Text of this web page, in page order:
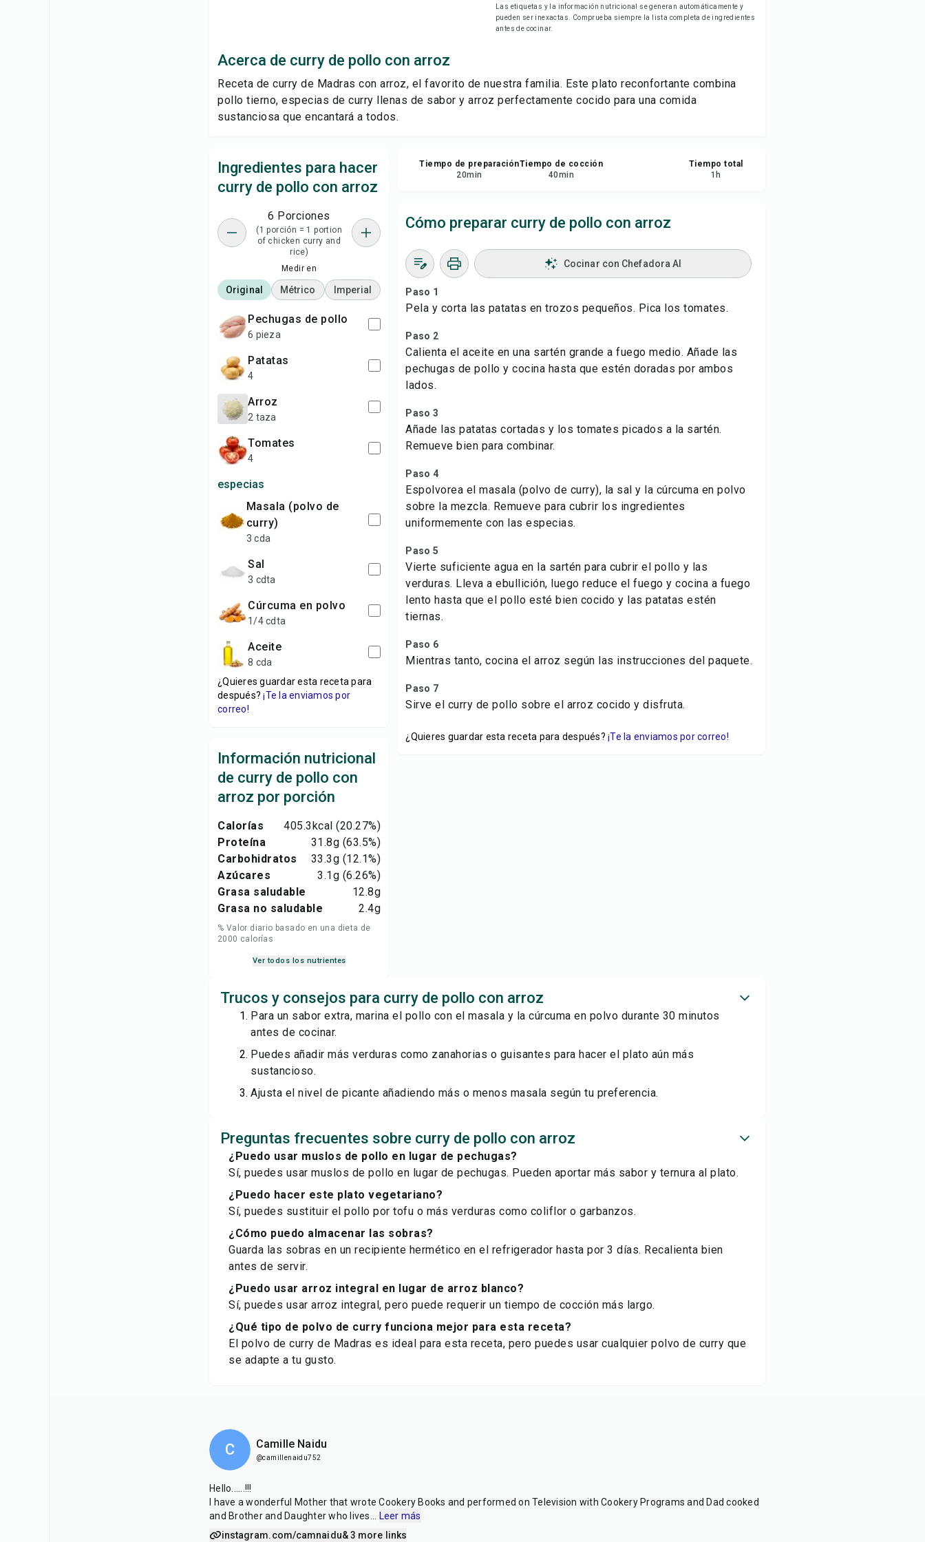
Guardar
Reportar
Las etiquetas y la información nutricional se generan automáticamente y
pueden ser inexactas. Comprueba siempre la lista completa de ingredientes
antes de cocinar.
Acerca de curry de pollo con arroz
Receta de curry de Madras con arroz, el favorito de nuestra familia. Este plato reconfortante combina
pollo tierno, especias de curry llenas de sabor y arroz perfectamente cocido para una comida
sustanciosa que encantará a todos.
Ingredientes para hacer
curry de pollo con arroz
6 Porciones
(1 porción = 1 portion
of chicken curry and
rice)
Medir en
Original Métrico Imperial
pechugas de pollo
6 pieza
patatas
4
arroz
2 taza
tomates
4
especias
masala (polvo de
curry)
3 cda
sal
3 cdta
cúrcuma en polvo
1/4 cdta
aceite
8 cda
¿Quieres guardar esta receta para
después? ¡Te la enviamos por
correo!
Información nutricional
de curry de pollo con
arroz por porción
Calorías 405.3kcal (20.27%)
Proteína
31.8g (63.5%)
Carbohidratos
33.3g (12.1%)
Azúcares
3.1g (6.26%)
Grasa saludable
12.8g
Grasa no saludable
2.4g
% Valor diario basado en una dieta de
2000 calorías
Ver todos los nutrientes
Tiempo de preparación
20min
Tiempo de cocción
40min
Tiempo total
1 h
Cómo preparar curry de pollo con arroz
Cocinar con Chefadora AI
Paso 1
Pela y corta las patatas en trozos pequeños. Pica los tomates.
Paso 2
Calienta el aceite en una sartén grande a fuego medio. Añade las
pechugas de pollo y cocina hasta que estén doradas por ambos
lados.
Paso 3
Añade las patatas cortadas y los tomates picados a la sartén.
Remueve bien para combinar.
Paso 4
Espolvorea el masala (polvo de curry), la sal y la cúrcuma en polvo
sobre la mezcla. Remueve para cubrir los ingredientes
uniformemente con las especias.
Paso 5
Vierte suficiente agua en la sartén para cubrir el pollo y las
verduras. Lleva a ebullición, luego reduce el fuego y cocina a fuego
lento hasta que el pollo esté bien cocido y las patatas estén
tiernas.
Paso 6
Mientras tanto, cocina el arroz según las instrucciones del paquete.
Paso 7
Sirve el curry de pollo sobre el arroz cocido y disfruta.
¿Quieres guardar esta receta para después? ¡Te la enviamos por correo!
Trucos y consejos para curry de pollo con arroz
Para un sabor extra, marina el pollo con el masala y la cúrcuma en polvo durante 30 minutos
antes de cocinar.
Puedes añadir más verduras como zanahorias o guisantes para hacer el plato aún más
sustancioso.
Ajusta el nivel de picante añadiendo más o menos masala según tu preferencia.
Preguntas frecuentes sobre curry de pollo con arroz
¿Puedo usar muslos de pollo en lugar de pechugas?
Sí, puedes usar muslos de pollo en lugar de pechugas. Pueden aportar más sabor y ternura al plato.
¿Puedo hacer este plato vegetariano?
Sí, puedes sustituir el pollo por tofu o más verduras como coliflor o garbanzos.
¿Cómo puedo almacenar las sobras?
Guarda las sobras en un recipiente hermético en el refrigerador hasta por 3 días. Recalienta bien
antes de servir.
¿Puedo usar arroz integral en lugar de arroz blanco?
Sí, puedes usar arroz integral, pero puede requerir un tiempo de cocción más largo.
¿Qué tipo de polvo de curry funciona mejor para esta receta?
El polvo de curry de Madras es ideal para esta receta, pero puedes usar cualquier polvo de curry que
se adapte a tu gusto.
C Camille Naidu
@camillenaidu752
Hello......!!!
I have a wonderful Mother that wrote Cookery Books and performed on Television with Cookery Programs and Dad cooked
and Brother and Daughter who lives
Leer más
instagram.com/camnaidu& 3 more links